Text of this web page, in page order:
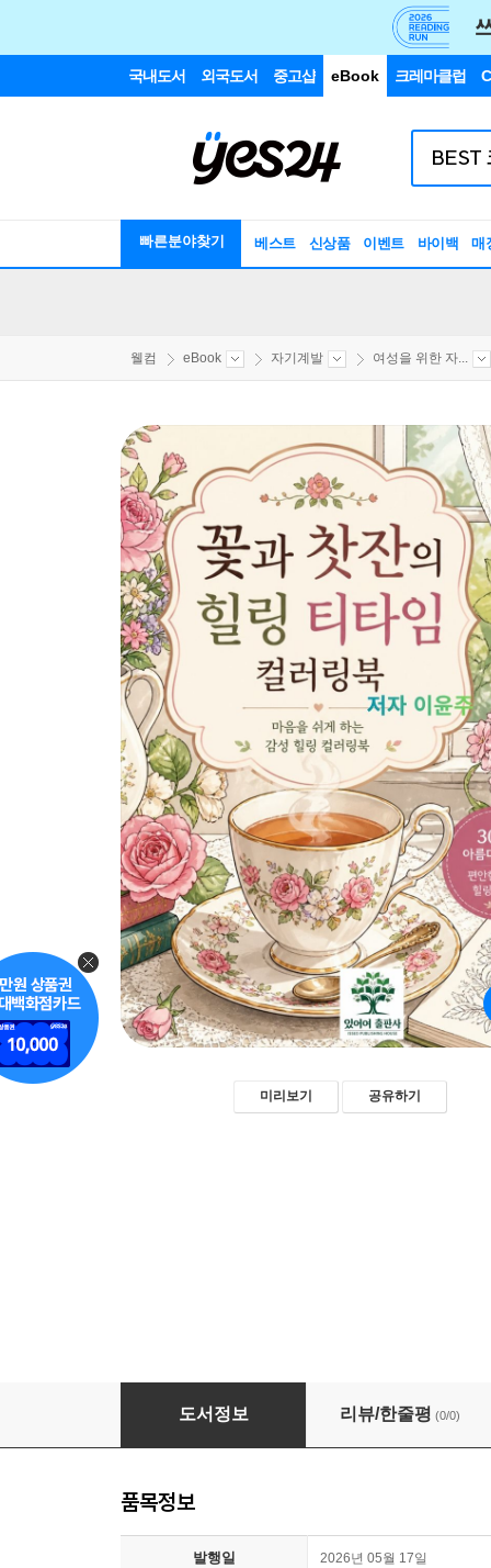
국내도서 외국도서 중고샵 eBook 크레마클럽
빠른분야찾기 베스트 신상품 이벤트 바이백 매
웰컴 eBook 자기계발 여성을 위한 자...
미리보기 공유하기
꽃과 찻잔의 힐링 티타임 컬러링북
도서정보 리뷰/한줄평 (0/0)
품목정보
발행일 2026년 05월 17일